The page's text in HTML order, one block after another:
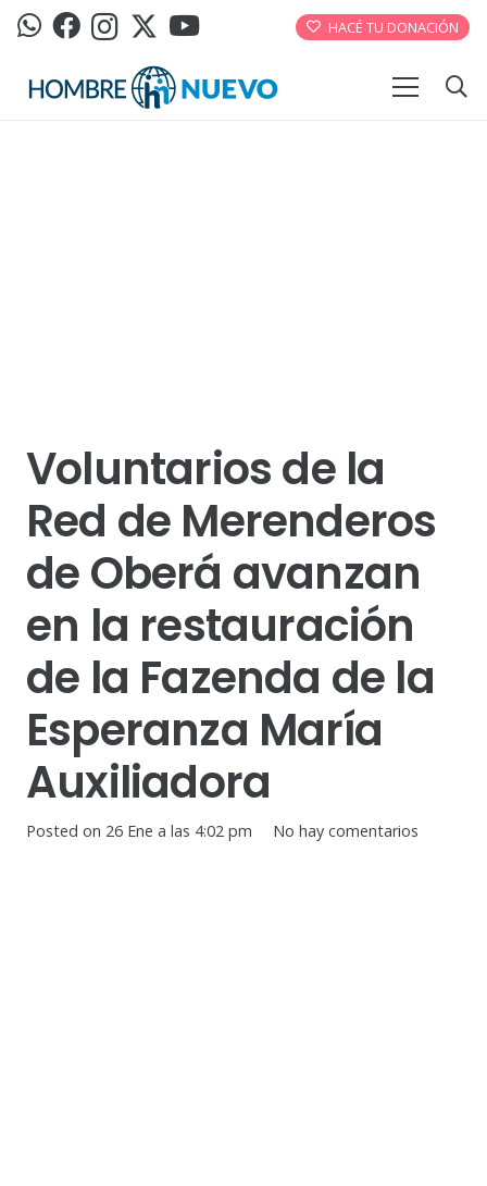
HACÉ TU DONACIÓN
Voluntarios de la
Red de Merenderos
de Oberá avanzan
en la restauración
de la Fazenda de la
Esperanza María
Auxiliadora
Posted on 26 Ene a las 4:02 pm No hay comentarios